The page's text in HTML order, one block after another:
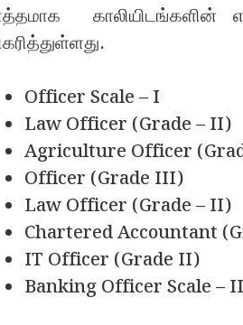
காலியிடங்களின்
Officer Scale – I
Law Officer (Grade – II)
Agriculture Officer
Officer (Grade III)
Law Officer (Grade – II)
Chartered Accountant
IT Officer (Grade II)
Banking Officer Scale – II